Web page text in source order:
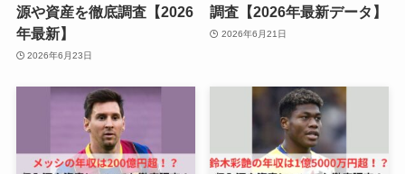
源や資産を徹底調査【2026
年最新】
2026年6月23日
調査【2026年最新データ】
2026年6月21日